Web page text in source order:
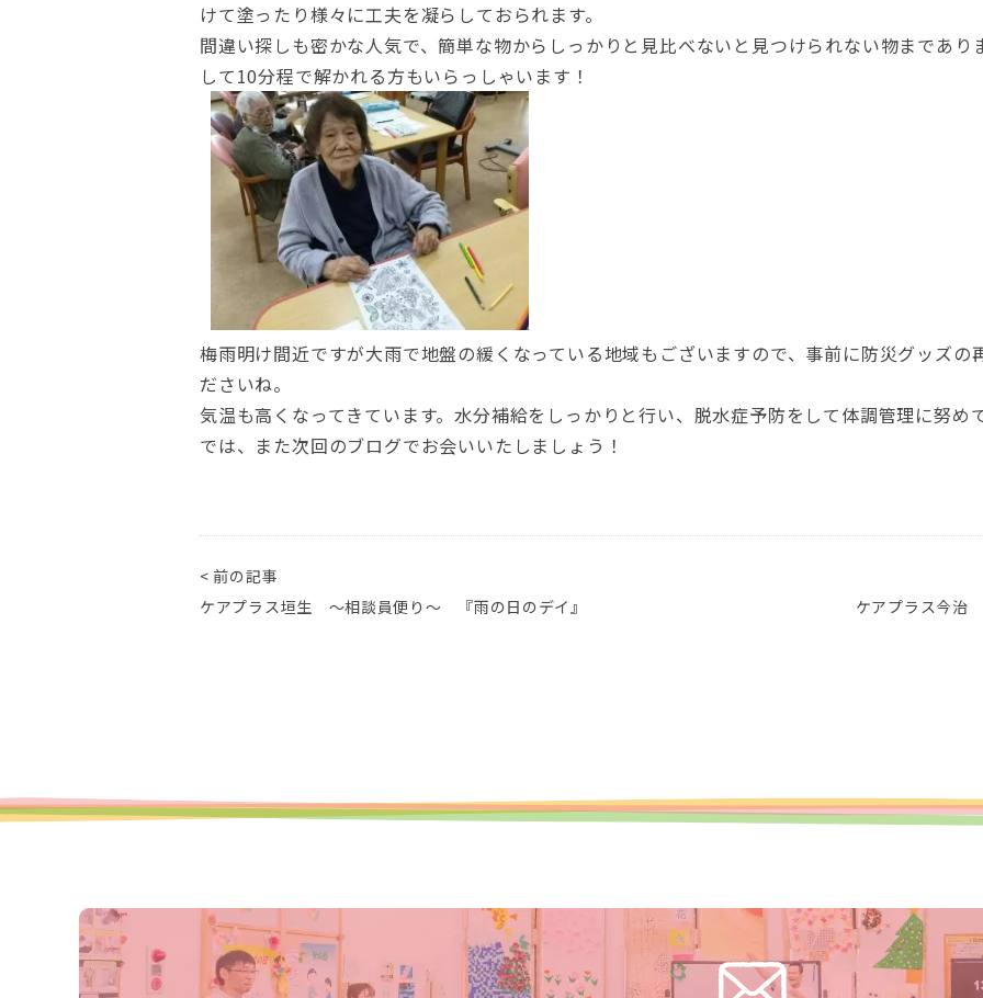
けて塗ったり様々に工夫を凝らしておられます。
間違い探しも密かな人気で、簡単な物からしっかりと見比べないと見つけられない物まであり
して10分程で解かれる方もいらっしゃいます！
梅雨明け間近ですが大雨で地盤の緩くなっている地域もございますので、事前に防災グッズの
ださいね。
気温も高くなってきています。水分補給をしっかりと行い、脱水症予防をして体調管理に努め
では、また次回のブログでお会いいたしましょう！
< 前の記事
ケアプラス垣生 ～相談員便り～ 『雨の日のデイ』
ケアプラス今治